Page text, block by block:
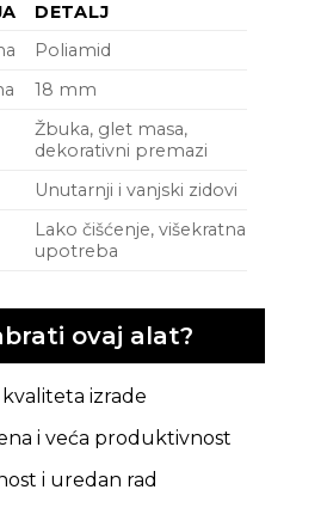
DETALJ
Poliamid
18 mm
Žbuka, glet masa,
dekorativni premazi
Unutarnji i vanjski zidovi
Lako čišćenje, višekratna
upotreba
ovaj alat?
izrade
i veća produktivnost
i uredan rad